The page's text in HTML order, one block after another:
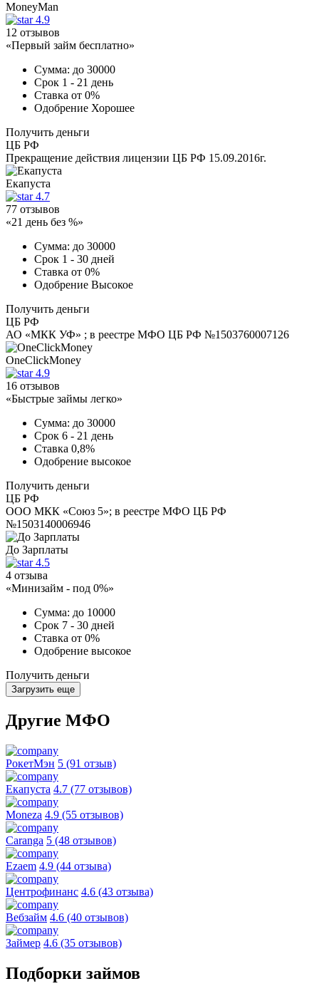
MoneyMan
4.9
12 отзывов
«Первый займ бесплатно»
Сумма: до 30000
Срок 1 - 21 день
Ставка от 0%
Одобрение Хорошее
Получить деньги
ЦБ РФ
Прекращение действия лицензии ЦБ РФ 15.09.2016г.
Екапуста
4.7
77 отзывов
«21 день без %»
Сумма: до 30000
Срок 1 - 30 дней
Ставка от 0%
Одобрение Высокое
Получить деньги
ЦБ РФ
АО «МКК УФ» ; в реестре МФО ЦБ РФ №1503760007126
OneClickMoney
4.9
16 отзывов
«Быстрые займы легко»
Сумма: до 30000
Срок 6 - 21 день
Ставка 0,8%
Одобрение высокое
Получить деньги
ЦБ РФ
ООО МКК «Союз 5»; в реестре МФО ЦБ РФ
№1503140006946
До Зарплаты
4.5
4 отзыва
«Минизайм - под 0%»
Сумма: до 10000
Срок 7 - 30 дней
Ставка от 0%
Одобрение высокое
Получить деньги
Загрузить еще
Другие МФО
РокетМэн 5 (91 отзыв)
Екапуста 4.7 (77 отзывов)
Moneza 4.9 (55 отзывов)
Caranga 5 (48 отзывов)
Ezaem 4.9 (44 отзыва)
Центрофинанс 4.6 (43 отзыва)
Вебзайм 4.6 (40 отзывов)
Займер 4.6 (35 отзывов)
Подборки займов